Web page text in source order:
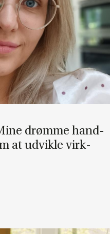
drøm­me hand­
at ud­vik­le virk­
fil­ter: Mine drøm­me